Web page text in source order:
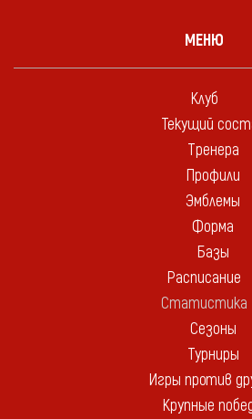
МЕНЮ
Клуб
Текущий
Тренера
Профили
Эмблемы
Форма
Базы
Расписание
Статистика
Сезоны
Турниры
Игры против
Крупные